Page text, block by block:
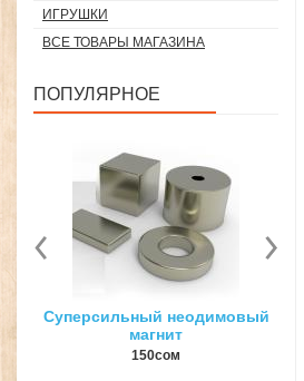
ИГРУШКИ
ВСЕ ТОВАРЫ МАГАЗИНА
ПОПУЛЯРНОЕ
3D ручка для объемного
рисования
1350сом 1190сом